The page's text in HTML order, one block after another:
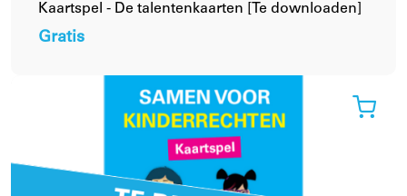
Kaartspel - De talentenkaarten [Te downloaden]
Gratis